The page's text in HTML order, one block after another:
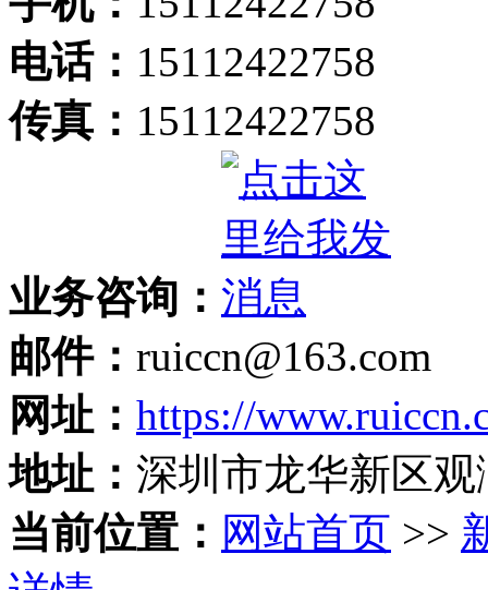
电话： 15112422758
传真： 15112422758
业务咨询：
邮件： ruiccn@163.com
网址： https://
地址： 深圳市龙华新区
当前位置： 网站首页 >>